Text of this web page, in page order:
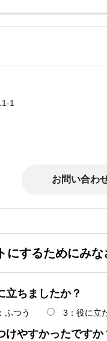
1
にするためにみ
立ちましたか？
ふつう 3：役に立
けやすかったですか